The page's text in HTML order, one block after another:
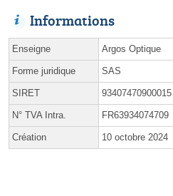
Informations
Enseigne Argos Optique
Forme juridique SAS
SIRET 93407470900015
N° TVA Intra. FR63934074709
Création 10 octobre 2024